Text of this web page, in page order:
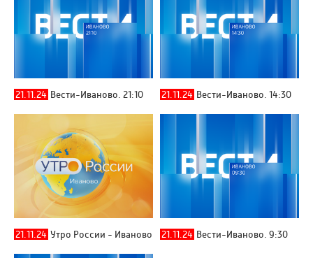
21.11.24 Вести-Иваново. 21:10 21.11.24 Вести-Иваново. 14:30
21.11.24 Утро России - Иваново 21.11.24 Вести-Иваново. 9:30